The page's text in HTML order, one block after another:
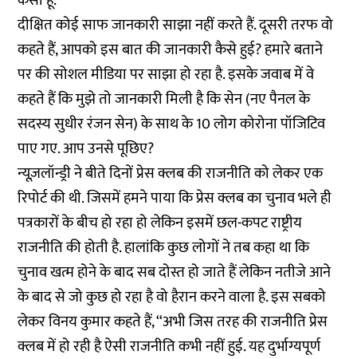
दीक्षित कोई साफ जानकारी साझा नहीं करते हैं. दूसरी तरफ वो
कहते हैं, आपको इस बात की जानकारी कैसे हुई? हमारे बताने
पर की सोशल मीडिया पर साझा हो रहा है. इसके जवाब में वे
कहते हैं कि मुझे तो जानकारी मिली है कि सेन (नए पैनल के
सदस्य सुधीर रंजन सेन) के साथ के 10 लोग कोरोना पॉजिटिव
पाए गए. आप उनसे पूछिए?
न्यूज़लॉन्ड्री ने बीते दिनों प्रेस क्लब की राजनीति को लेकर एक
रिपोर्टकी थी. जिसमें हमने पाया कि प्रेस क्लब का चुनाव भले ही
पत्रकारों के बीच हो रहा हो लेकिन इसमें छल-कपट राष्ट्रीय
राजनीति की होती है. हालांकि कुछ लोगों ने तब कहा था कि
चुनाव खत्म होने के बाद सब दोस्त हो जाते हैं लेकिन नतीजे आने
के बाद से जो कुछ हो रहा है वो हैरान करने वाला है. इस सबको
लेकर विनय कुमार कहते हैं, ‘‘अभी जिस तरह की राजनीति प्रेस
क्लब में हो रही है ऐसी राजनीति कभी नहीं हुई. यह दुर्भाग्यपूर्ण